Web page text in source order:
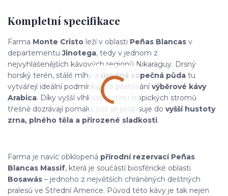
Kompletní specifikace
Farma Monte Cristo leží v oblasti Peñas Blancas v
departementuJinotega, tedy v jednom z
nejvyhlášenějších kávových regionů Nikaraguy. Drsný
horský terén, stálé mlhy a úrodná sopečná půda tu
vytvářejí ideální podmínky pro pěstovánívýběrové kávy
Arabica. Díky vyšší vlhkosti a stínu tropických stromů
třešně dozrávají pomalu, což se propisuje do vyšší hustoty
zrna, plného těla a přirozené sladkosti.
Farma je navíc obklopená přírodní rezervací Peñas
Blancas Massif, která je součástí biosférické oblasti
Bosawás – jednoho z největších chráněných deštných
pralesů ve Střední Americe. Původ této kávy je tak nejen